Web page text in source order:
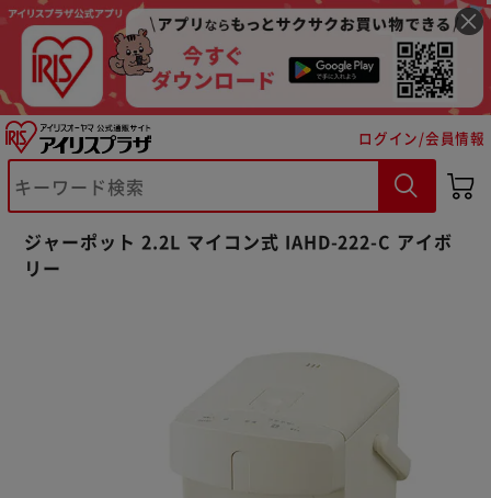
ログイン/会員情報
ジャーポット 2.2L マイコン式 IAHD-222-C アイボ
リー
購入手続きへ